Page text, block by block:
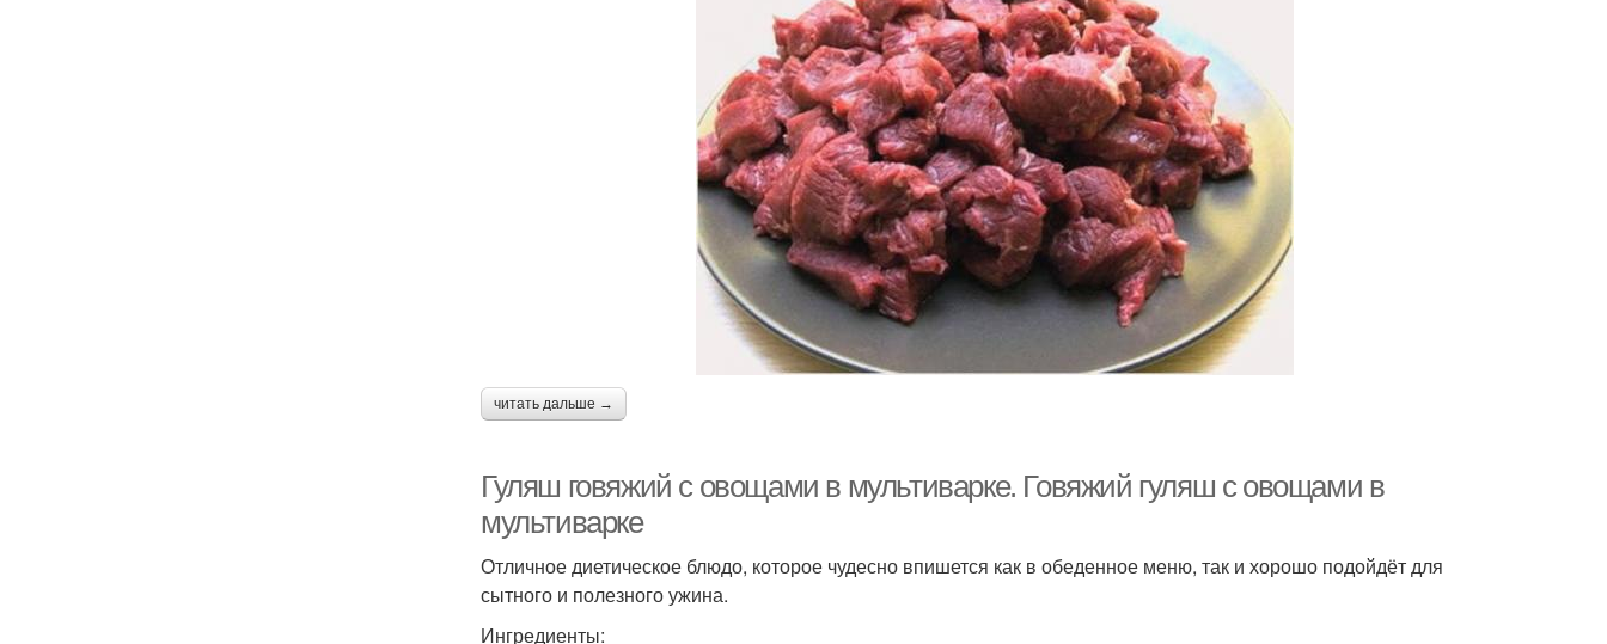
читать дальше →
Гуляш говяжий с овощами в мультиварке. Говяжий гуляш с овощами в
мультиварке
Отличное диетическое блюдо, которое чудесно впишется как в обеденное меню, так и хорошо подойдёт для
сытного и полезного ужина.
Ингредиенты: